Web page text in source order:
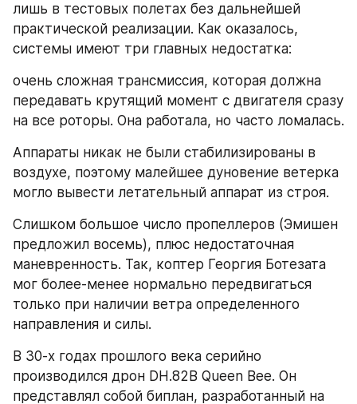
лишь в тестовых полетах без дальнейшей
практической реализации. Как оказалось,
системы имеют три главных недостатка:
очень сложная трансмиссия, которая должна
передавать крутящий момент с двигателя сразу
на все роторы. Она работала, но часто ломалась.
Аппараты никак не были стабилизированы в
воздухе, поэтому малейшее дуновение ветерка
могло вывести летательный аппарат из строя.
Слишком большое число пропеллеров (Эмишен
предложил восемь), плюс недостаточная
маневренность. Так, коптер Георгия Ботезата
мог более-менее нормально передвигаться
только при наличии ветра определенного
направления и силы.
В 30-х годах прошлого века серийно
производился дрон DH.82B Queen Bee. Он
представлял собой биплан, разработанный на